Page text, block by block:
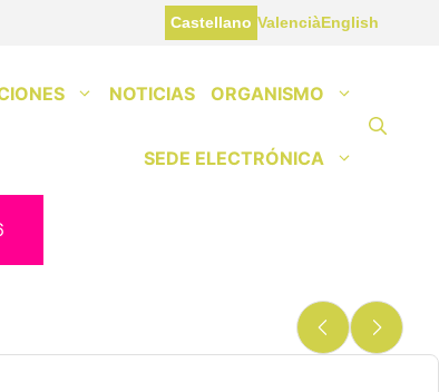
Castellano ValenciàEnglish
NOTICIAS ORGANISMO
SEDE ELECTRÓNICA